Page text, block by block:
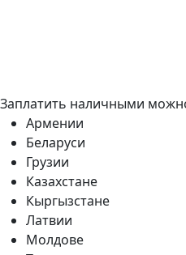
Заплатить наличными
Армении
Беларуси
Грузии
Казахстане
Кыргызстане
Латвии
Молдове